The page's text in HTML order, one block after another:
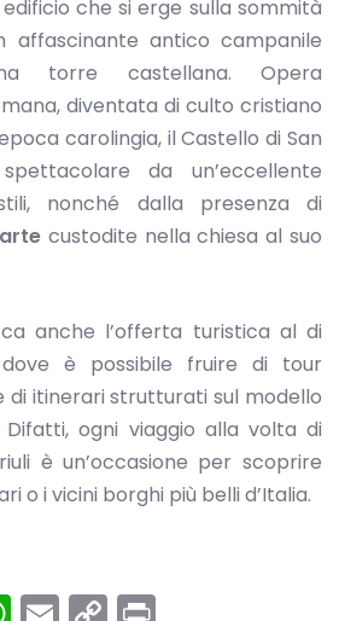
edificio che si erge sulla sommità
affascinante antico campanile
torre castellana. Opera
diventata di culto cristiano
carolingia, il Castello di San
da un’eccellente
nonché dalla presenza di
custodite nella chiesa al suo
anche l’offerta turistica al di
è possibile fruire di tour
di itinerari strutturati sul modello
Difatti, ogni viaggio alla volta di
è un’occasione per scoprire
o i vicini borghi più belli d’Italia.